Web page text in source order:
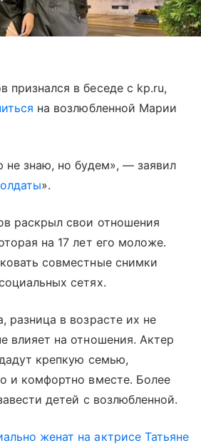
признался в беседе с kp.ru,
на возлюбленной Марии
не знаю, но будем», — заявил
».
раскрыл свои отношения
на 17 лет его моложе.
совместные снимки
сетях.
разница в возрасте их не
влияет на отношения. Актер
крепкую семью,
и комфортно вместе. Более
детей с возлюбленной.
женат на актрисе Татьяне